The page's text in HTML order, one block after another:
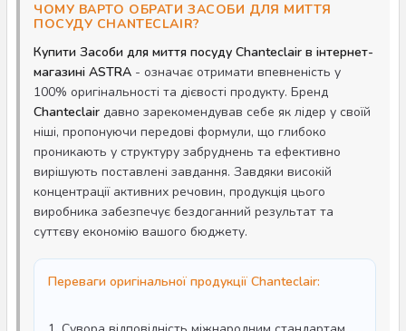
ЧОМУ ВАРТО ОБРАТИ ЗАСОБИ ДЛЯ МИТТЯ
ПОСУДУ CHANTECLAIR?
Купити Засоби для миття посуду Chanteclair в інтернет-
магазині ASTRA - означає отримати впевненість у
100% оригінальності та дієвості продукту. Бренд
Chanteclair давно зарекомендував себе як лідер у своїй
ніші, пропонуючи передові формули, що глибоко
проникають у структуру забруднень та ефективно
вирішують поставлені завдання. Завдяки високій
концентрації активних речовин, продукція цього
виробника забезпечує бездоганний результат та
суттєву економію вашого бюджету.
Переваги оригінальної продукції Chanteclair: